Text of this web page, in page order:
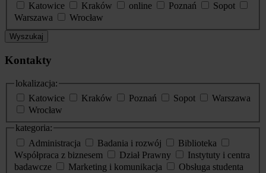
Katowice
Kraków online Poznań
Sopot
Warszawa
Wrocław
Wyszukaj
Kontakty
lokalizacja:
Katowice
Kraków Poznań Sopot
Warszawa
Wrocław
kategoria:
Administracja
Badania i rozwój
Biblioteka
Współpraca z biznesem
Dział Prawny
Instytuty i centra
badawcze
Marketing i komunikacja
Obsługa studenta